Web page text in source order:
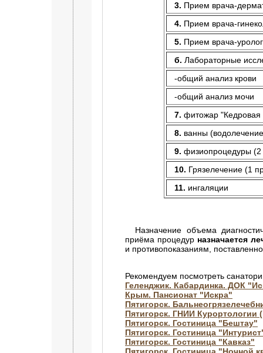
3. Прием врача-
4. Прием врача-
5. Прием врача-
б. Лабораторные
-общий анализ крови
-общий анализ мочи
7. фитожар "Кедровая
8. ванны
9. физиопроцедуры (2
10. Грязелечение (1
11. ингаляции
Назначение объема
приёма процедур назначается
и противопоказаниям,
Рекомендуем посмотреть
Геленджик. Кабардинка. ДОК
Крым. Пансионат "Искра"
Пятигорск.
Пятигорск. ГНИИ Курортологии
Пятигорск. Гостиница "Бештау"
Пятигорск. Гостиница
Пятигорск. Гостиница "Кавказ"